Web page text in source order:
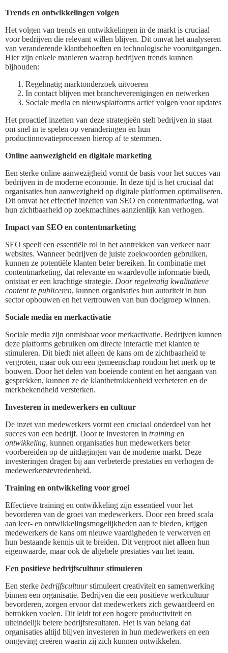
Trends en ontwikkelingen volgen
Het volgen van trends en ontwikkelingen in de markt is cruciaal
voor bedrijven die relevant willen blijven. Dit omvat het analyseren
van veranderende klantbehoeften en technologische vooruitgangen.
Hier zijn enkele manieren waarop bedrijven trends kunnen
bijhouden:
Regelmatig marktonderzoek uitvoeren
In contact blijven met brancheverenigingen en netwerken
Sociale media en nieuwsplatforms actief volgen voor updates
Het proactief inzetten van deze strategieën stelt bedrijven in staat
om snel in te spelen op veranderingen en hun
productinnovatieprocessen hierop af te stemmen.
Online aanwezigheid en digitale marketing
Een sterke online aanwezigheid vormt de basis voor het succes van
bedrijven in de moderne economie. In deze tijd is het cruciaal dat
organisaties hun aanwezigheid op digitale platformen optimaliseren.
Dit omvat het effectief inzetten van SEO en contentmarketing, wat
hun zichtbaarheid op zoekmachines aanzienlijk kan verhogen.
Impact van SEO en contentmarketing
SEO speelt een essentiële rol in het aantrekken van verkeer naar
websites. Wanneer bedrijven de juiste zoekwoorden gebruiken,
kunnen ze potentiële klanten beter bereiken. In combinatie met
contentmarketing, dat relevante en waardevolle informatie biedt,
ontstaat er een krachtige strategie. Door regelmatig kwalitatieve
content te publiceren, kunnen organisaties hun autoriteit in hun
sector opbouwen en het vertrouwen van hun doelgroep winnen.
Sociale media en merkactivatie
Sociale media zijn onmisbaar voor merkactivatie. Bedrijven kunnen
deze platforms gebruiken om directe interactie met klanten te
stimuleren. Dit biedt niet alleen de kans om de zichtbaarheid te
vergroten, maar ook om een gemeenschap rondom het merk op te
bouwen. Door het delen van boeiende content en het aangaan van
gesprekken, kunnen ze de klantbetrokkenheid verbeteren en de
merkbekendheid versterken.
Investeren in medewerkers en cultuur
De inzet van medewerkers vormt een cruciaal onderdeel van het
succes van een bedrijf. Door te investeren in training en
ontwikkeling, kunnen organisaties hun medewerkers beter
voorbereiden op de uitdagingen van de moderne markt. Deze
investeringen dragen bij aan verbeterde prestaties en verhogen de
medewerkerstevredenheid.
Training en ontwikkeling voor groei
Effectieve training en ontwikkeling zijn essentieel voor het
bevorderen van de groei van medewerkers. Door een breed scala
aan leer- en ontwikkelingsmogelijkheden aan te bieden, krijgen
medewerkers de kans om nieuwe vaardigheden te verwerven en
hun bestaande kennis uit te breiden. Dit vergroot niet alleen hun
eigenwaarde, maar ook de algehele prestaties van het team.
Een positieve bedrijfscultuur stimuleren
Een sterke bedrijfscultuurstimuleert creativiteit en samenwerking
binnen een organisatie. Bedrijven die een positieve werkcultuur
bevorderen, zorgen ervoor dat medewerkers zich gewaardeerd en
betrokken voelen. Dit leidt tot een hogere productiviteit en
uiteindelijk betere bedrijfsresultaten. Het is van belang dat
organisaties altijd blijven investeren in hun medewerkers en een
omgeving creëren waarin zij zich kunnen ontwikkelen.